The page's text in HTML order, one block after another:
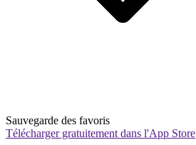
Sauvegarde des favoris
Télécharger gratuitement dans l'App Store